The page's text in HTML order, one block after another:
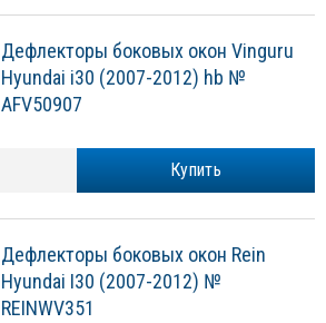
Дефлекторы боковых окон Vinguru
Hyundai i30 (2007-2012) hb №
AFV50907
Купить
Дефлекторы боковых окон Rein
Hyundai I30 (2007-2012) №
REINWV351